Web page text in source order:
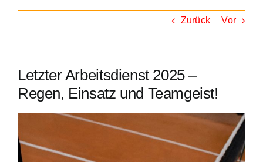
Training
Unsere Tennisanlage
Veranstaltungen
Zurück Vor
Letzter Arbeitsdienst 2025 –
Regen, Einsatz und Teamgeist!
grösseres
Bild